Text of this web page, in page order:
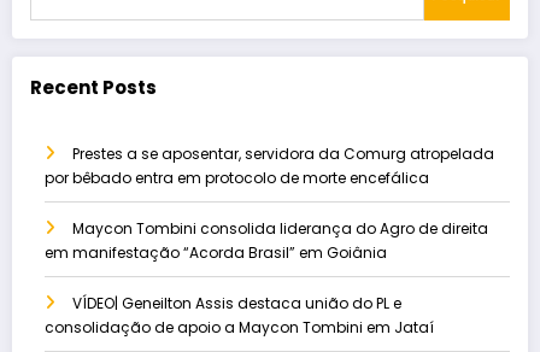
Recent Posts
Prestes a se aposentar, servidora da Comurg atropelada
por bêbado entra em protocolo de morte encefálica
Maycon Tombini consolida liderança do Agro de direita
em manifestação “Acorda Brasil” em Goiânia
VÍDEO| Geneilton Assis destaca união do PL e
consolidação de apoio a Maycon Tombini em Jataí